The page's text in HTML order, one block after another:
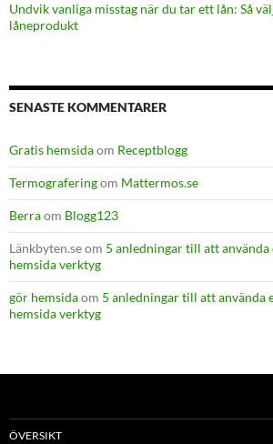
Undvik vanliga misstag när du tar ett lån: Så
låneprodukt
SENASTE KOMMENTARER
Gratis hemsidaom Receptblogg
Termograferingom Mattermos.se
Berraom Blogg123
Länkbyten.seom 5 anledningar till att använda
hemsida verktyg
gör hemsidaom 5 anledningar till att använda
hemsida verktyg
ÖVERSIKT